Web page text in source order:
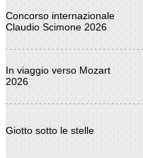
Concorso internazionale
Claudio Scimone 2026
In viaggio verso Mozart
2026
Giotto sotto le stelle